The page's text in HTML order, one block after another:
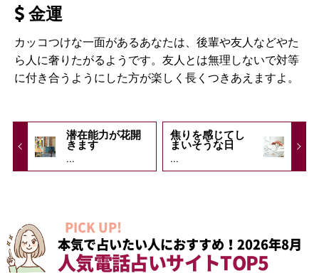
金運
カッコつけな一面があるあなたは、後輩や友人などやた
ら人に奢りたがるようです。友人とは無理しないで対等
に付き合うようにした方が楽しく長くつきあえますよ。
潜在能力が花開
きます
...
焦りを感じてし
まいそうな日
...
PICK UP!
本気で占いたい人におすすめ！2026年8月
人気電話占いサイトTOP5